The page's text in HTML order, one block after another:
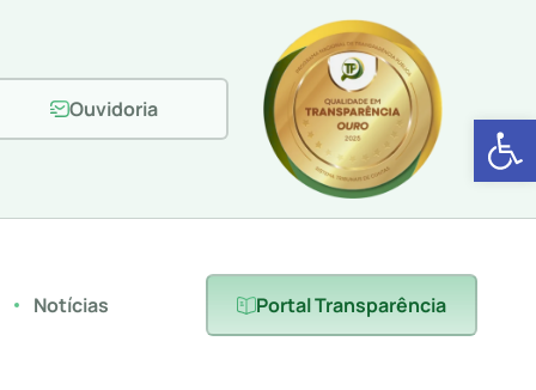
Abrir
Ouvidoria
Notícias Portal Transparência